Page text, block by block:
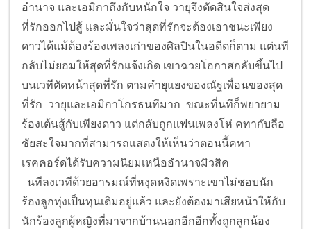
อำนาจ และเอมิกาถึงกับหนักใจ วายุจึงตัดสินใจส่งสุด
ที่รักออกไปสู้ และมั่นใจว่าสุดที่รักจะต้องเอาชนะเพียง
ดาวได้แม้ต้องร้องเพลงเก่าของศิลปินในอดีตก็ตาม แต่นที
กลับไม่ยอมให้สุดที่รักแจ้งเกิด เขาฉวยโอกาสกลับขึ้นไป
บนเวทีตัดหน้าสุดที่รัก ตามคำยุแยงของณัฐเพื่อนของสุด
ที่รัก วายุและเอมิกาโกรธนทีมาก ขณะที่นทีก็พยายาม
ร้องเต้นสู้กับเพียงดาว แต่กลับถูกแฟนเพลงโห่ คทากับลือ
ชัยสะใจมากที่สามารถแสดงให้เห็นว่าตอนนี้คทา
เรคคอร์ดได้รับความนิยมเหนืออำนาจมิวสิค
นทีลงเวทีด้วยอารมณ์ที่หงุดหงิดเพราะเขาไม่ชอบนัก
ร้องลูกทุ่งเป็นทุนเดิมอยู่แล้ว และยังต้องมาเสียหน้าให้กับ
นักร้องลูกผู้หญิงที่มาจากบ้านนอกอีกอีกทั้งถูกลูกน้อง